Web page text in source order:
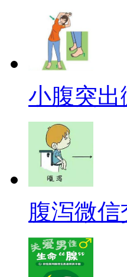
小腹突出
腹泻微